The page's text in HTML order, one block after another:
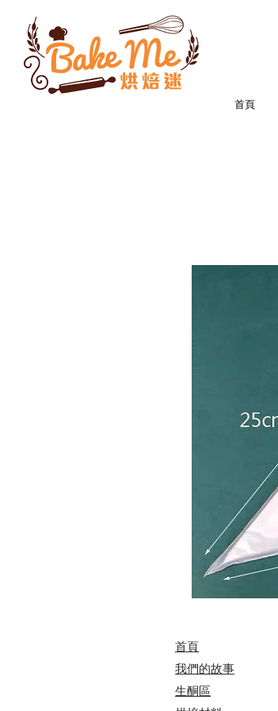
首頁
首頁
我們的故事
​​生酮區